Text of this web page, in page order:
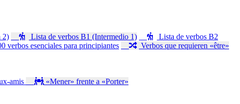
2) Lista de verbos B1 (Intermedio 1)
Lista de verbos B2
verbos esenciales para principiantes
Verbos que requieren «être»
amis
«Mener» frente a «Porter»